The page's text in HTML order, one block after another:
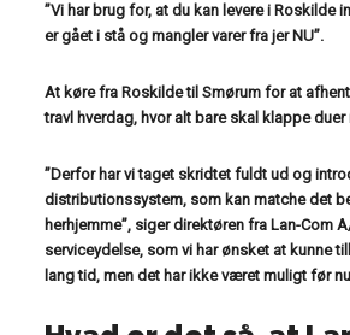
”Vi har brug for, at du kan levere i Roskilde
er gået i stå og mangler varer fra jer NU”.
At køre fra Roskilde til Smørum for at
travl hverdag, hvor alt bare skal klappeduer
”Derfor har vi taget skridtet fuldt ud og
distributionssystem, som kan matche det
herhjemme”, siger direktøren fra Lan-Com
serviceydelse, som vi har ønsket at kunne
lang tid, men det har ikke været muligt før